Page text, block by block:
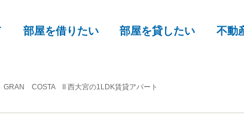
部屋を借りたい 部屋を貸したい 不動
GRAN COSTA II 西大宮の1LDK賃貸アパート